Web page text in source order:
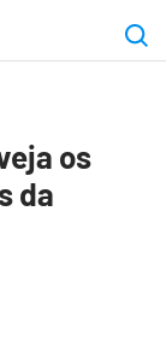
os
da